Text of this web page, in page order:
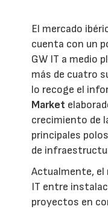
El mercado
cuenta con un
GW IT a medio
más de cuatro
lo recoge el
Market
crecimiento de
principales
de
Actualmente, el
IT entre
proyectos en